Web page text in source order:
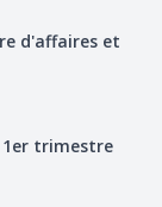
d'affaires et
1er trimestre